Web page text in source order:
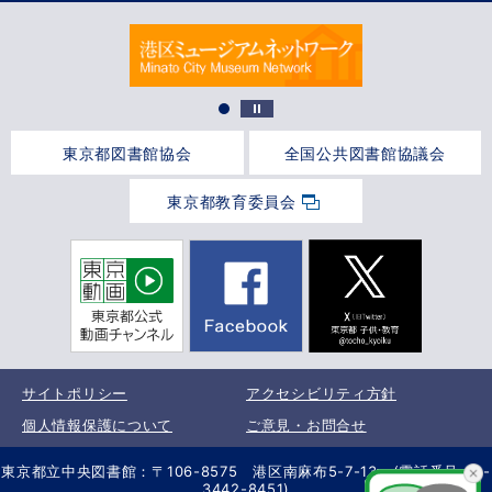
東京都図書館協会 全国公共図書館協議会
東京都教育委員会
サイトポリシー
アクセシビリティ方針
個人情報保護について
ご意見・お問合せ
東京都立中央図書館：〒106-8575 港区南麻布5-7-13 (電話番号 03-
3442-8451)